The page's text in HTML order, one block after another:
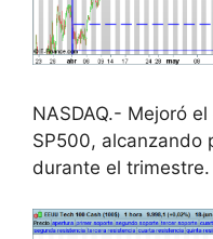
NASDAQ.- Mejoró
SP500, alcanzando
durante el trimestre.